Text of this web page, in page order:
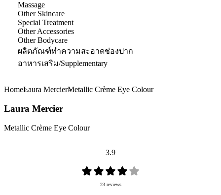
Massage
Other Skincare
Special Treatment
Other Accessories
Other Bodycare
ผลิตภัณฑ์ทำความสะอาดช่องปาก
อาหารเสริม/Supplementary
HomeLaura MercierMetallic Crème Eye Colour
Laura Mercier
Metallic Crème Eye Colour
3.9
23 reviews